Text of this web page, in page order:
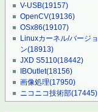
V-USB(19157)
OpenCV(19136)
OSx86(19107)
Linuxカーネル/バージョ
ン(18913)
JXD S5110(18442)
IBOutlet(18156)
画像処理(17950)
ニコニコ技術部(17445)